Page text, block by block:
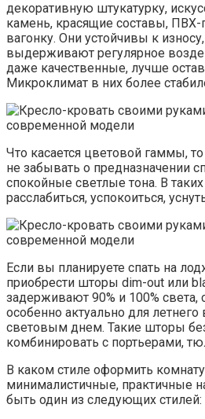
декоративную штукатурку,
камень, красящие составы,
вагонку. Они устойчивы к
выдерживают регулярное
даже качественные, лучше
Микроклимат в них более
Что касается цветовой гаммы,
не забывать о предназначении
спокойные светлые тона. В таких
расслабиться, успокоиться,
Если вы планируете спать на
приобрести шторы dim-out или
задерживают 90% и 100% света,
особенно актуально для
световым днем. Такие шторы
комбинировать с портьерами,
В каком стиле оформить
минималистичные, практичные
быть один из следующих стилей: